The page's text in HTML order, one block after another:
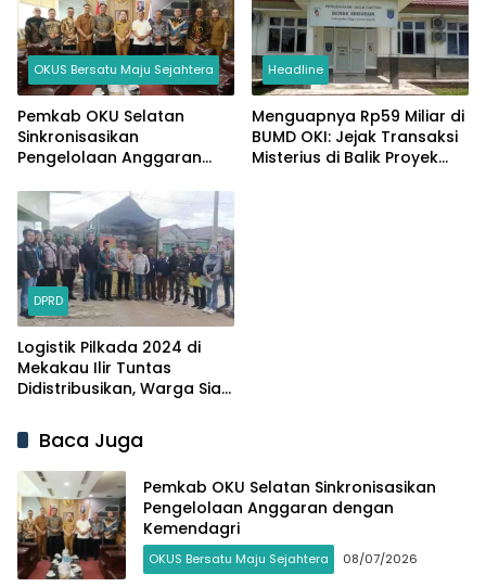
OKUS Bersatu Maju Sejahtera
Pemkab OKU Selatan
Sinkronisasikan
Pengelolaan Anggaran
Headline
Menguapnya Rp59 Miliar di
BUMD OKI: Jejak Transaksi
Misterius di Balik Proyek
DPRD
Logistik Pilkada 2024 di
Mekakau Ilir Tuntas
Didistribusikan, Warga Siap
Baca Juga
Pemkab OKU Selatan Sinkronisasikan
Pengelolaan Anggaran dengan
Kemendagri
OKUS Bersatu Maju Sejahtera 08/07/2026